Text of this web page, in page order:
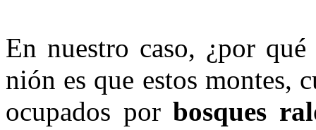
En nuestro caso, ¿por
nión es que estos montes,
ocupados porbosques